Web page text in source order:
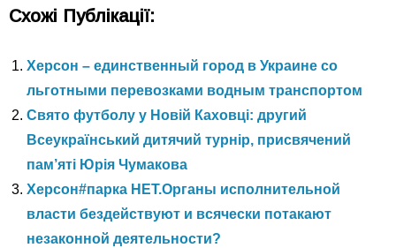
Схожі Публікації:
Херсон – единственный город в Украине со
льготными перевозками водным транспортом
Свято футболу у Новій Каховці: другий
Всеукраїнський дитячий турнір, присвячений
пам’яті Юрія Чумакова
Херсон#парка НЕТ.Органы исполнительной
власти бездействуют и всячески потакают
незаконной деятельности?